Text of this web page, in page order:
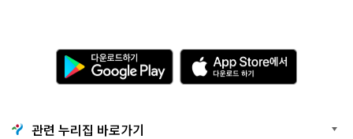
다
운
로
기
G
A
p
p
관련 누리집 바로가기